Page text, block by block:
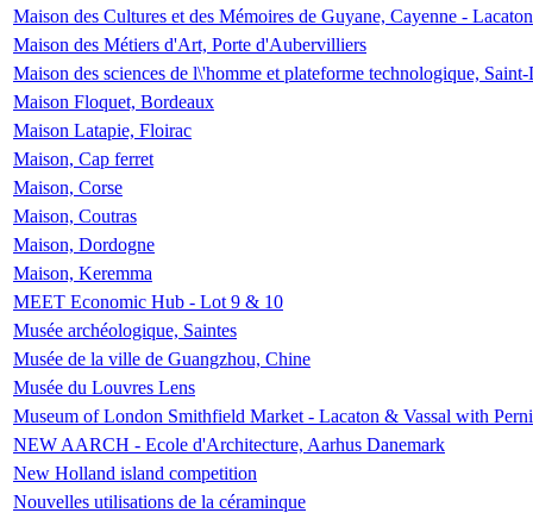
Maison des Cultures et des Mémoires de Guyane, Cayenne -
Maison des Métiers d'Art, Porte d'Aubervilliers
Maison des sciences de l\'homme et plateforme technologique,
Maison Floquet, Bordeaux
Maison Latapie, Floirac
Maison, Cap ferret
Maison, Corse
Maison, Coutras
Maison, Dordogne
Maison, Keremma
MEET Economic Hub - Lot 9 & 10
Musée archéologique, Saintes
Musée de la ville de Guangzhou, Chine
Musée du Louvres Lens
Museum of London Smithfield Market - Lacaton & Vassal with
NEW AARCH - Ecole d'Architecture, Aarhus Danemark
New Holland island competition
Nouvelles utilisations de la céraminque